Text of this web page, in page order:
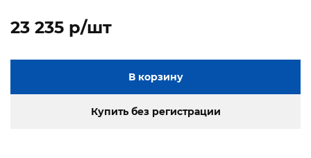
23 235 p/шт
В корзину
Купить без регистрации